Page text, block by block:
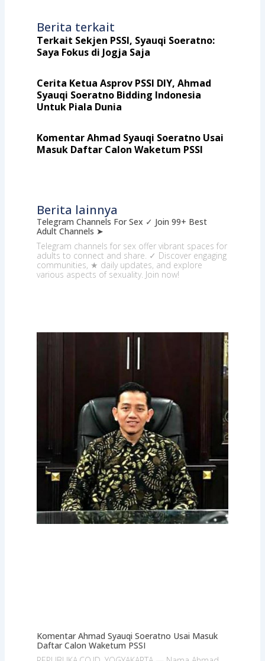
Berita terkait
Terkait Sekjen PSSI, Syauqi Soeratno:
Saya Fokus di Jogja Saja
Cerita Ketua Asprov PSSI DIY, Ahmad
Syauqi Soeratno Bidding Indonesia
Untuk Piala Dunia
Komentar Ahmad Syauqi Soeratno Usai
Masuk Daftar Calon Waketum PSSI
Berita lainnya
Telegram Channels For Sex ✓ Join 99+ Best
Adult Channels ➤
Telegram channels for sex offer vibrant spaces for
adults to connect and share. ✓ Discover engaging
communities, ★ daily updates, and explore
various aspects of sexuality. Join now!
Komentar Ahmad Syauqi Soeratno Usai Masuk
Daftar Calon Waketum PSSI